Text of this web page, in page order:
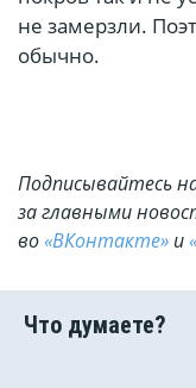
не замерзли.
обычно.
Подписывайтесь
за главными
во«ВКонтакте» и